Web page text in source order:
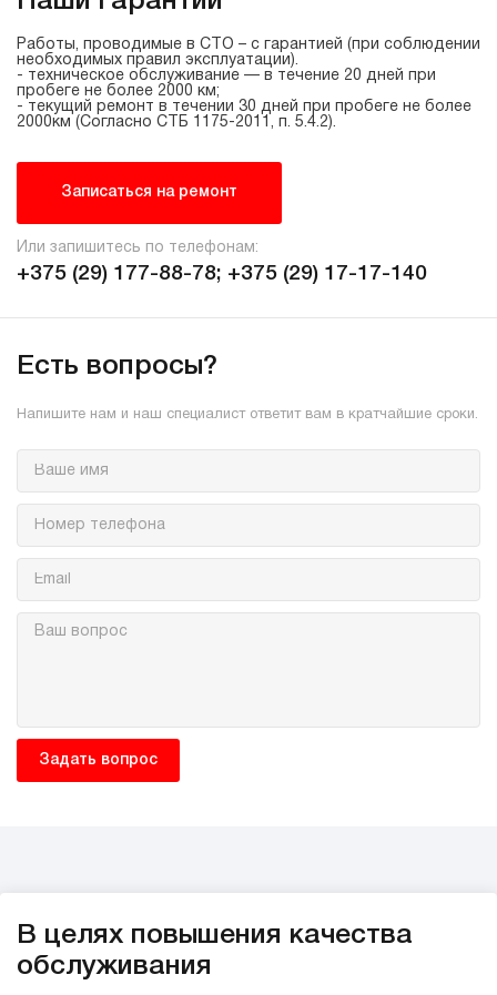
Работы, проводимые в СТО – с гарантией (при соблюдении
необходимых правил эксплуатации).
- техническое обслуживание — в течение 20 дней при
пробеге не более 2000 км;
- текущий ремонт в течении 30 дней при пробеге не более
2000км (Согласно СТБ 1175-2011 , п. 5.4.2).
Записаться на ремонт
Или запишитесь по телефонам:
+375 (29) 177-88-78; +375 (29) 17-17-140
Есть вопросы?
Напишите нам и наш специалист ответит вам в кратчайшие сроки.
В целях повышения качества
обслуживания